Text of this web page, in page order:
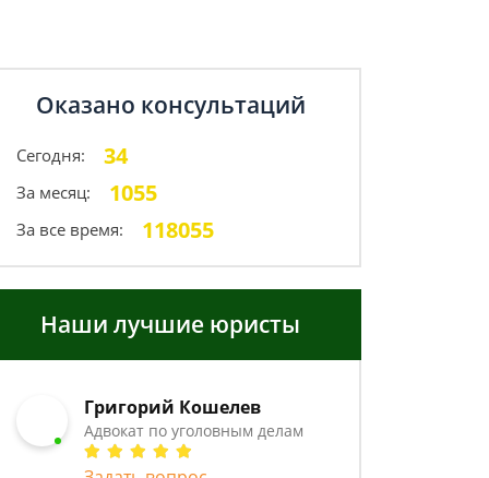
Оказано консультаций
Сегодня: 34
За месяц: 1055
За все время: 118055
Наши лучшие юристы
Григорий Кошелев
Адвокат по уголовным делам